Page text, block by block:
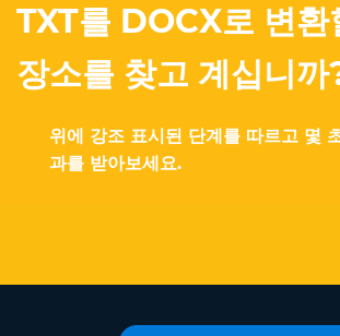
TXT를 DOCX로 변환
장소를 찾고 계십니까
위에 강조 표시된 단계를 따르고 몇
과를 받아보세요.